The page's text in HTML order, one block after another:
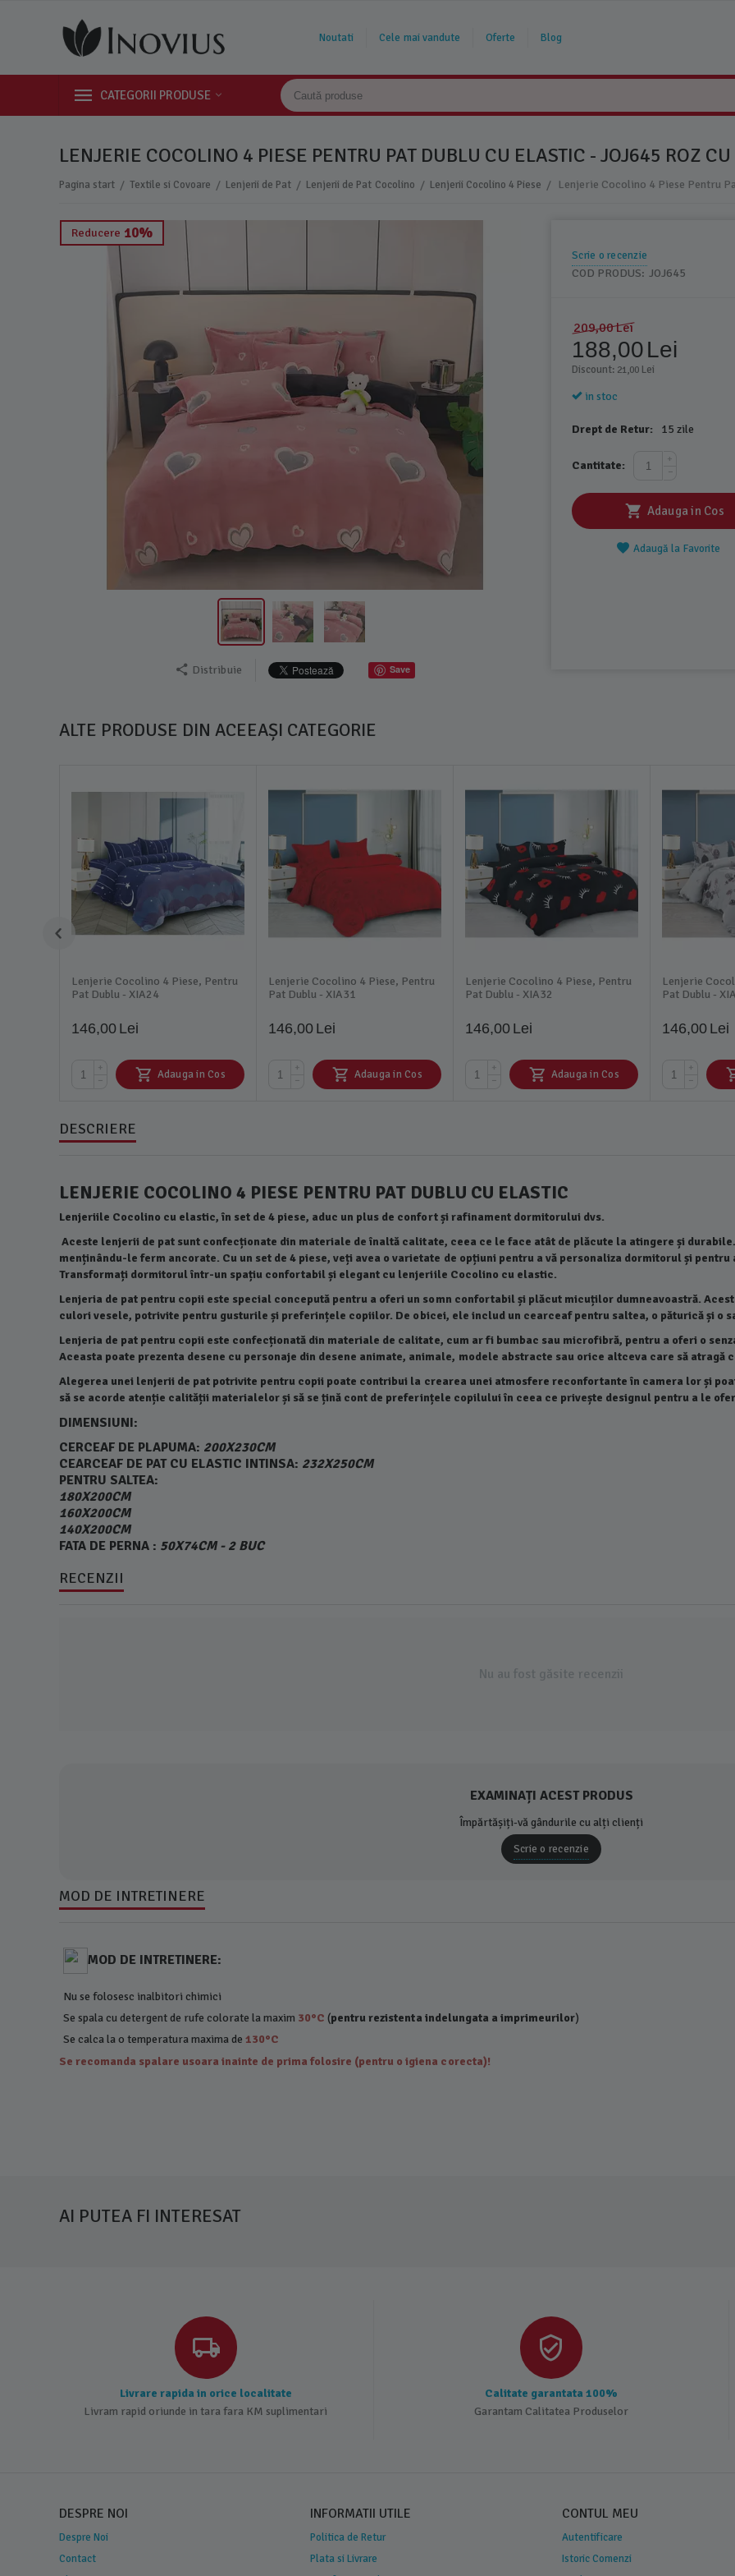
Noutati Cele mai vandute Oferte Blog
CATEGORII PRODUSE
LENJERIE COCOLINO 4 PIESE PENTRU PAT DUBLU CU ELASTIC - JOJ645 ROZ
Pagina start / Textile si Covoare / Lenjerii de Pat / Lenjerii de Pat Cocolino / Lenjerii Cocolino 4 Piese /
Reducere 10%
Distribuie Save
Scrie o recenzie
COD PRODUS: JOJ645
209,00Lei
188,00Lei
Discount: 21,00 Lei
in stoc
Drept de Retur: 15 zile
Cantitate:
+
−
Adauga in Cos
Adaugă la Favorite
ALTE PRODUSE DIN ACEEAȘI CATEGORIE
Lenjerie Cocolino 4 Piese, Pentru
Pat Dublu - XIA24
146,00 Lei
+
−
Adauga in Cos
Lenjerie Cocolino 4 Piese, Pentru
Pat Dublu - XIA31
146,00 Lei
+
−
Adauga in Cos
Lenjerie Cocolino 4 Piese, Pentru
Pat Dublu - XIA32
146,00 Lei
+
−
Adauga in Cos
Lenjerie
Pat Dublu -
146,00 Lei
+
−
DESCRIERE
LENJERIE COCOLINO 4 PIESE PENTRU PAT DUBLU CU ELASTIC
Lenjeriile Cocolino cu elastic, în set de 4 piese, aduc un plus de confort și rafinament dormitorului dvs.
Aceste lenjerii de pat sunt confecționate din materiale de înaltă calitate, ceea ce le face atât de plăcute la atingere și
menținându-le ferm ancorate. Cu un set de 4 piese, veți avea o varietate de opțiuni pentru a vă personaliza dormitorul și
Transformați dormitorul într-un spațiu confortabil și elegant cu lenjeriile Cocolino cu elastic.
Lenjeria de pat pentru copii este special concepută pentru a oferi un somn confortabil și plăcut micuților dumneavoastră.
culori vesele, potrivite pentru gusturile și preferințele copiilor. De obicei, ele includ un cearceaf pentru saltea, o păturică și o
Lenjeria de pat pentru copii este confecționată din materiale de calitate, cum ar fi bumbac sau microfibră, pentru a oferi o
Aceasta poate prezenta desene cu personaje din desene animate, animale, modele abstracte sau orice altceva care să atragă
Alegerea unei lenjerii de pat potrivite pentru copii poate contribui la crearea unei atmosfere reconfortante în camera lor și
să se acorde atenție calității materialelor și să se țină cont de preferințele copilului în ceea ce privește designul pentru a le
DIMENSIUNI:
CERCEAF DE PLAPUMA: 200X230CM
CEARCEAF DE PAT CU ELASTIC INTINSA: 232X250CM
PENTRU SALTEA:
180X200CM
160X200CM
140X200CM
FATA DE PERNA : 50X74CM - 2 BUC
RECENZII
Nu au fost găsite recenzii
EXAMINAȚI ACEST PRODUS
Împărtășiți-vă gândurile cu alți clienți
Scrie o recenzie
MOD DE INTRETINERE
MOD DE INTRETINERE:
Nu se folosesc inalbitori chimici
Se spala cu detergent de rufe colorate la maxim 30°C (pentru rezistenta indelungata a imprimeurilor)
Se calca la o temperatura maxima de130°C
Se recomanda spalare usoara inainte de prima folosire (pentru o igiena corecta)!
AI PUTEA FI INTERESAT
Livrare rapida in orice localitate
Livram rapid oriunde in tara fara KM suplimentari
Calitate garantata 100%
Garantam Calitatea Produselor
DESPRE NOI
Despre Noi
Contact
INFORMATII UTILE
Politica de Retur
Plata si Livrare
CONTUL MEU
Autentificare
Istoric Comenzi